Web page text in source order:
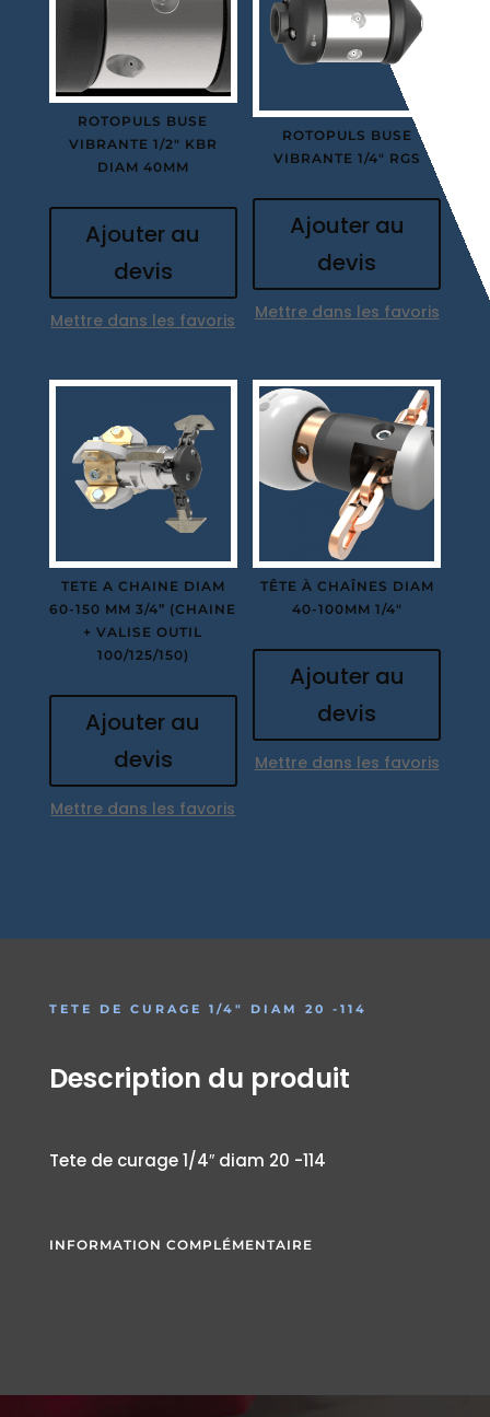
ROTOPULS BUSE
VIBRANTE 1/2″ KBR
DIAM 40MM
Ajouter au
devis
Mettre dans les favoris
ROTOPULS BUSE
VIBRANTE 1/4″ RGS
Ajouter au
devis
Mettre dans les favoris
TETE A CHAINE DIAM
60-150 MM 3/4” (CHAINE
+ VALISE OUTIL
100/125/150)
Ajouter au
devis
Mettre dans les favoris
TÊTE À CHAÎNES DIAM
40-100MM 1/4″
Ajouter au
devis
Mettre dans les favoris
TETE DE CURAGE 1/4″ DIAM 20 -114
Description du produit
Tete de curage 1/4″ diam 20 -114
INFORMATION COMPLÉMENTAIRE